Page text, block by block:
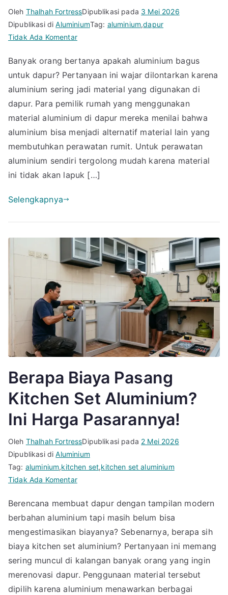
Oleh Thalhah FortressDipublikasi pada 3 Mei 2026
Dipublikasi diAluminiumTag: aluminium,dapur
Tidak Ada Komentarpada
Aluminium
Bagus
untuk
Dapur?
Keunggulannya!
Banyak orang bertanya apakah aluminium bagus
untuk dapur? Pertanyaan ini wajar dilontarkan karena
aluminium sering jadi material yang digunakan di
dapur. Para pemilik rumah yang menggunakan
material aluminium di dapur mereka menilai bahwa
aluminium bisa menjadi alternatif material lain yang
membutuhkan perawatan rumit. Untuk perawatan
aluminium sendiri tergolong mudah karena material
ini tidak akan lapuk […]
Selengkapnya
Berapa Biaya Pasang
Kitchen Set Aluminium?
Ini Harga Pasarannya!
Oleh Thalhah FortressDipublikasi pada 2 Mei 2026
Dipublikasi diAluminium
Tag: aluminium,kitchen set,kitchen set aluminium
Tidak Ada Komentarpada
Biaya
Pasang
Kitchen
Set
Aluminium?
Berencana membuat dapur dengan tampilan modern
berbahan aluminium tapi masih belum bisa
mengestimasikan biayanya? Sebenarnya, berapa sih
biaya kitchen set aluminium? Pertanyaan ini memang
sering muncul di kalangan banyak orang yang ingin
merenovasi dapur. Penggunaan material tersebut
dipilih karena aluminium menawarkan berbagai